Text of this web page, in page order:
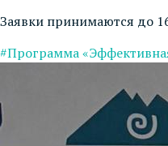
Заявки принимаются до
#Программа